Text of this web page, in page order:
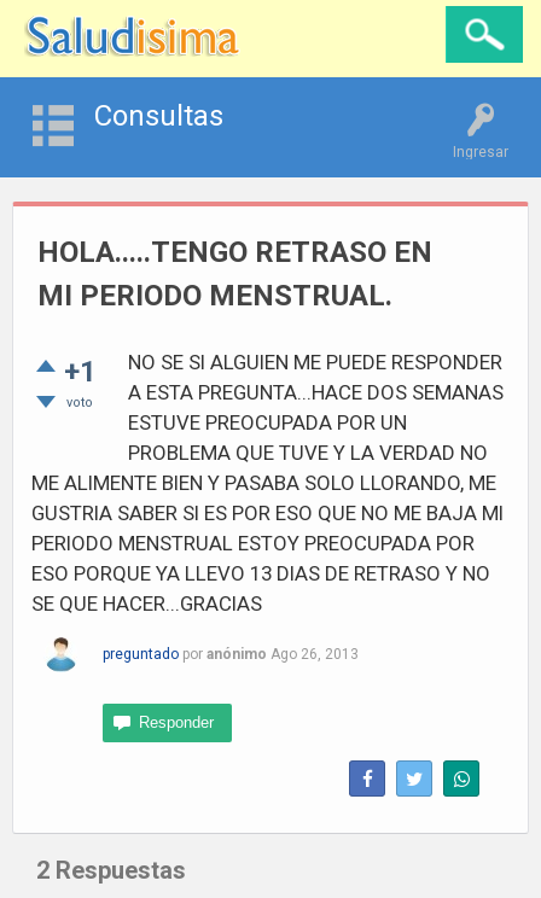
Ingresar
Consultas
HOLA.....TENGO RETRASO EN
MI PERIODO MENSTRUAL.
+1
voto
NO SE SI ALGUIEN ME PUEDE RESPONDER
A ESTA PREGUNTA...HACE DOS SEMANAS
ESTUVE PREOCUPADA POR UN
PROBLEMA QUE TUVE Y LA VERDAD NO
ME ALIMENTE BIEN Y PASABA SOLO LLORANDO, ME
GUSTRIA SABER SI ES POR ESO QUE NO ME BAJA MI
PERIODO MENSTRUAL ESTOY PREOCUPADA POR
ESO PORQUE YA LLEVO 13 DIAS DE RETRASO Y NO
SE QUE HACER...GRACIAS
preguntado por anónimo Ago 26, 2013
2 Respuestas